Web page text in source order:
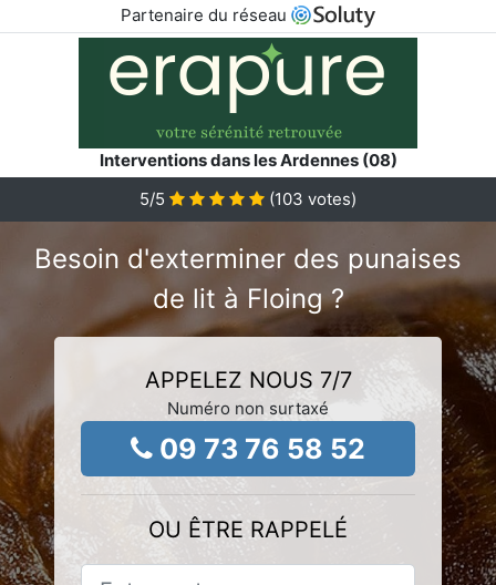
Partenaire du réseau
Interventions dans les Ardennes (08)
5/5 (103 votes)
Besoin d'exterminer des punaises
de lit à Floing ?
APPELEZ NOUS 7/7
Numéro non surtaxé
09 73 76 58 52
OU ÊTRE RAPPELÉ